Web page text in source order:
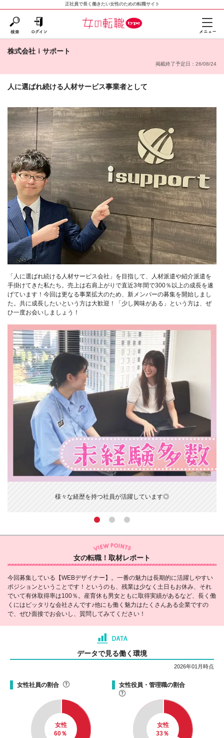
正社員で長く働きたい女性のための転職サイト
株式会社ｉサポート
掲載終了予定日：26/08/24
人に選ばれ続ける人材サービス事業者として
「人に選ばれ続ける人材サービス会社」を目指して、人材派遣や紹介派遣を
手掛けてきた私たち。売上は右肩上がりで直近3年間で300％以上の成長を遂
げています！今回は更なる事業拡大のため、新メンバーの募集を開始しまし
た。共に成長したいという方は大歓迎！「少し興味がある」という方は、ぜ
ひ一度お会いしましょう！
歴を持つ社員が活躍しています◎
女の転職！取材レポート
今回募集している【WEBデザイナー】。一番の魅力は長期的に活躍しやすい
ポジションということです！というのも、残業は少なく土日もお休み、それ
でいて有休取得率は100％。産育休も男女ともに取得実績があるなど、長く働
くにはピッタリな会社さんです♪他にも働く魅力はたくさんある企業ですの
で、ぜひ面接でお会いし、質問してみてください！
データで見る働く環境
2026年01月時点
女性社員の割合
女性
60％
女性役員・管理職の割合
女性
33％